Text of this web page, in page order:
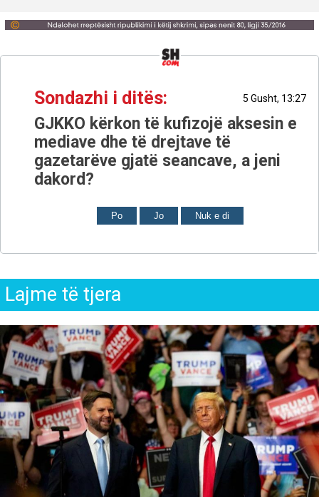
Sondazhi i ditës: 5 Gusht, 13:27
GJKKO kërkon të kufizojë aksesin e
mediave dhe të drejtave të
gazetarëve gjatë seancave, a jeni
dakord?
Po Jo Nuk e di
Lajme të tjera